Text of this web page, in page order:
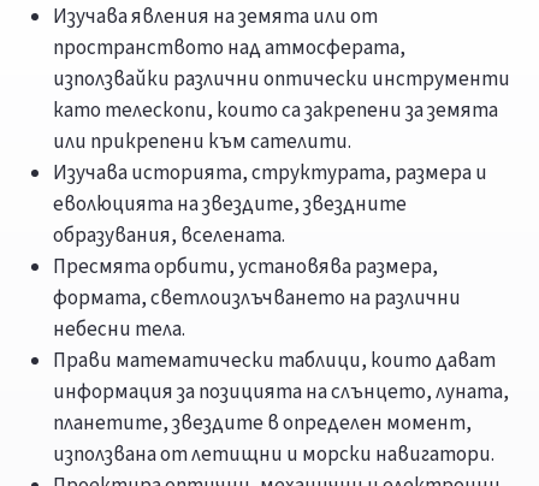
Изучава явления на земята или от
пространството над атмосферата,
използвайки различни оптически инструменти
като телескопи, които са закрепени за земята
или прикрепени към сателити.
Изучава историята, структурата, размера и
еволюцията на звездите, звездните
образувания, вселената.
Пресмята орбити, установява размера,
формата, светлоизлъчването на различни
небесни тела.
Прави математически таблици, които дават
информация за позицията на слънцето, луната,
планетите, звездите в определен момент,
използвана от летищни и морски навигатори.